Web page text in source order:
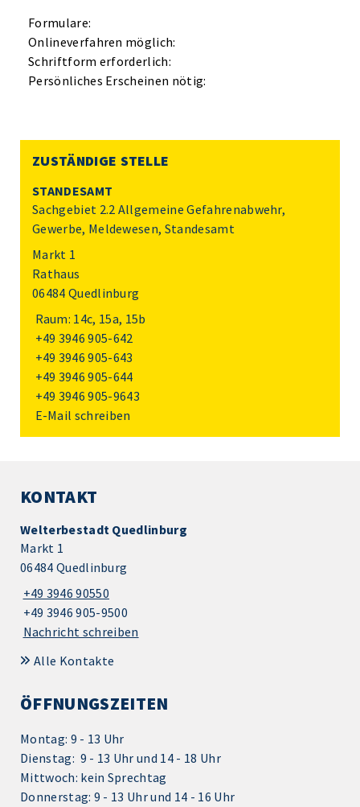
Formulare:
Onlineverfahren möglich:
Schriftform erforderlich:
Persönliches Erscheinen nötig:
ZUSTÄNDIGE STELLE
STANDESAMT
Sachgebiet 2.2 Allgemeine Gefahrenabwehr,
Gewerbe, Meldewesen, Standesamt
Markt 1
Rathaus
06484 Quedlinburg
Raum: 14c, 15a, 15b
+49 3946 905-642
+49 3946 905-643
+49 3946 905-644
+49 3946 905-9643
E-Mail schreiben
KONTAKT
Welterbestadt Quedlinburg
Markt 1
06484 Quedlinburg
+49 3946 90550
+49 3946 905-9500
Nachricht schreiben
Alle Kontakte
ÖFFNUNGSZEITEN
Montag: 9 - 13 Uhr
Dienstag: 9 - 13 Uhr und 14 - 18 Uhr
Mittwoch: kein Sprechtag
Donnerstag: 9 - 13 Uhr und 14 - 16 Uhr